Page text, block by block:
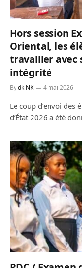
Hors session
Oriental, les
travailler avec
intégrité
Bydk NK 4 mai 2026
Le coup d’envoi des
d’État 2026 a été